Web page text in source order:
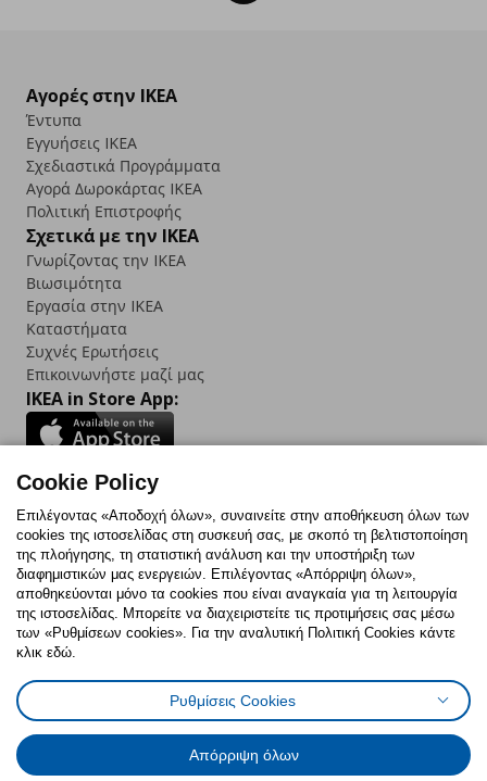
Αγορές στην IKEA
Έντυπα
Εγγυήσεις IKEA
Σχεδιαστικά Προγράμματα
Αγορά Δωρoκάρτας IKEA
Πολιτική Επιστροφής
Σχετικά με την IKEA
Γνωρίζοντας την IKEA
Βιωσιμότητα
Εργασία στην IKEA
Καταστήματα
Συχνές Ερωτήσεις
Επικοινωνήστε μαζί μας
IKEA in Store App:
Follow us:
FacebookInstagram
TikTokYoutubePinterestTwitter
Πολιτική CookiesΔήλωση ψηφιακής προσβασιμότητας
Ρυθμίσεις cookiesΌροι Χρήσης
Γενική Πολιτική Προσωπικών Δεδομένων
Πολιτική Προσωπικών Δεδομένων για ΙΚΕΑ.gr
Κώδικας Καταναλωτικής Δεοντολογίας
Cookie Policy
Επιλέγοντας «Αποδοχή όλων», συναινείτε στην αποθήκευση όλων των
cookies της ιστοσελίδας στη συσκευή σας, με σκοπό τη βελτιστοποίηση
της πλοήγησης, τη στατιστική ανάλυση και την υποστήριξη των
διαφημιστικών μας ενεργειών. Επιλέγοντας «Απόρριψη όλων»,
αποθηκεύονται μόνο τα cookies που είναι αναγκαία για τη λειτουργία
της ιστοσελίδας. Μπορείτε να διαχειριστείτε τις προτιμήσεις σας μέσω
των «Ρυθμίσεων cookies». Για την αναλυτική Πολιτική Cookies κάντε
κλικ εδώ.
Ρυθμίσεις Cookies
Απόρριψη όλων